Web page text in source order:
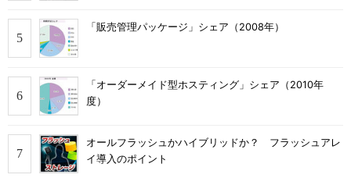
「販売管理パッケージ」シェア（2008年）
「オーダーメイド型ホスティング」シェア（2010年
度）
オールフラッシュかハイブリッドか？ フラッシュアレ
イ導入のポイント